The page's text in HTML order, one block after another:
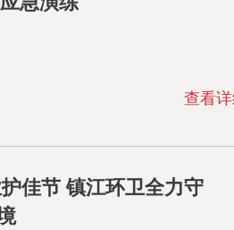
查看
佳节 镇江环卫全力守